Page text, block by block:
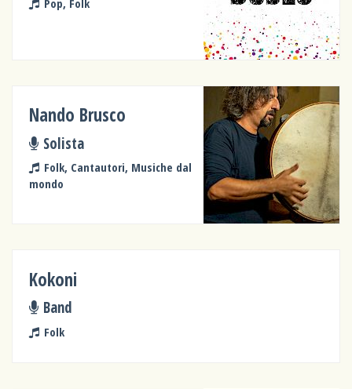
Pop, Folk
Nando Brusco
Solista
Folk, Cantautori, Musiche dal
mondo
Kokoni
Band
Folk